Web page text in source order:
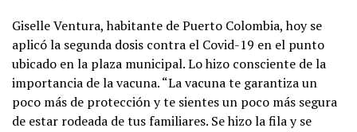
Giselle Ventura, habitante de Puerto Colombia, hoy se
aplicó la segunda dosis contra el Covid-19 en el punto
ubicado en la plaza municipal. Lo hizo consciente de la
importancia de la vacuna. “La vacuna te garantiza un
poco más de protección y te sientes un poco más segura
de estar rodeada de tus familiares. Se hizo la fila y se